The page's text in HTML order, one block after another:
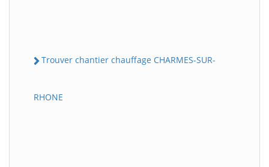
Trouver chantier chauffage CHARMES-SUR-
RHONE